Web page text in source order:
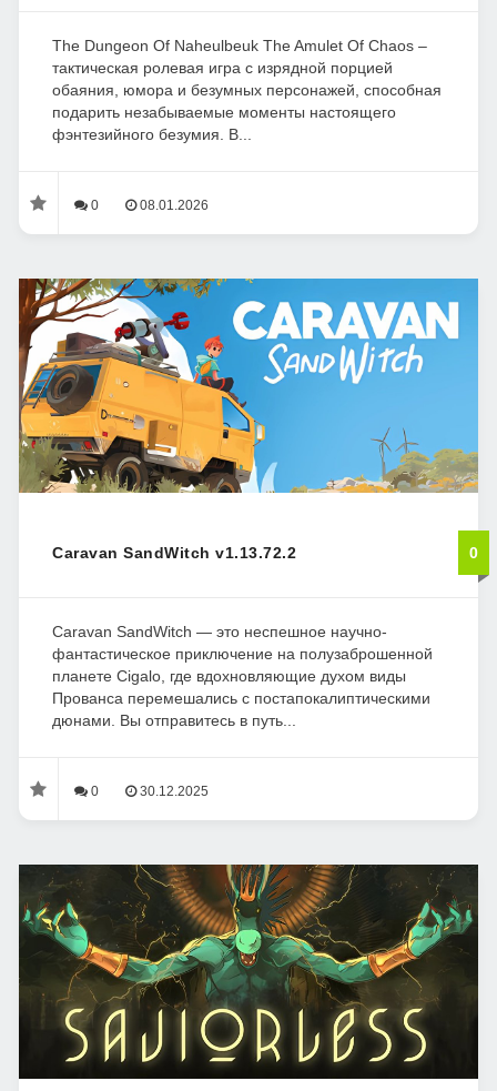
The Dungeon Of Naheulbeuk The Amulet Of Chaos –
тактическая ролевая игра с изрядной порцией
обаяния, юмора и безумных персонажей, способная
подарить незабываемые моменты настоящего
фэнтезийного безумия. В...
0 08.01.2026
Caravan SandWitch v1.13.72.2 0
Caravan SandWitch — это неспешное научно-
фантастическое приключение на полузаброшенной
планете Cigalo, где вдохновляющие духом виды
Прованса перемешались с постапокалиптическими
дюнами. Вы отправитесь в путь...
0 30.12.2025